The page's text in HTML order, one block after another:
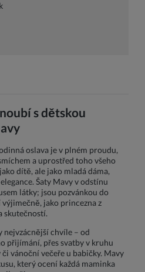
s dětskou
oslava je v plném proudu,
a uprostřed toho všeho
dítě, ale jako mladá dáma,
Šaty Mavy v odstínu
látky; jsou pozvánkou do
výjimečně, jako princezna z
skutečností.
nejvzácnější chvíle – od
přijímání, přes svatby v kruhu
vánoční večeře u babičky. Mavy
který ocení každá maminka